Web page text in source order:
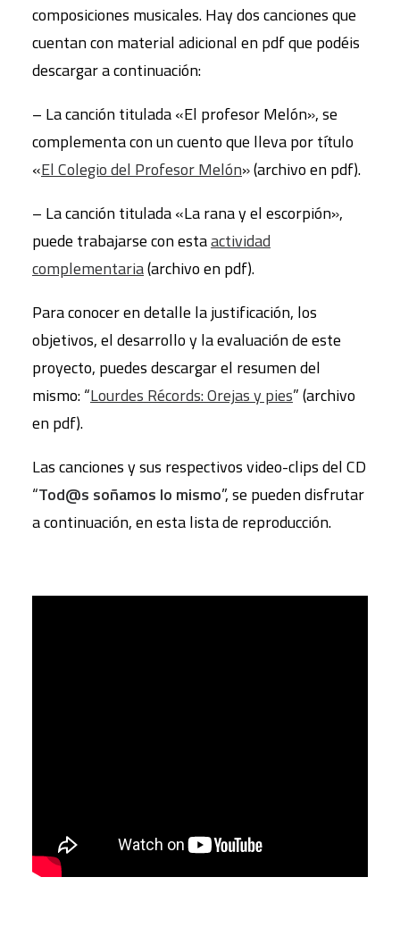
composiciones musicales. Hay dos canciones que
cuentan con material adicional en pdf que podéis
descargar a continuación:
– La canción titulada «El profesor Melón», se
complementa con un cuento que lleva por título
«El Colegio del Profesor Melón» (archivo en pdf).
– La canción titulada «La rana y el escorpión»,
puede trabajarse con estaactividad
complementaria(archivo en pdf).
Para conocer en detalle la justificación, los
objetivos, el desarrollo y la evaluación de este
proyecto, puedes descargar el resumen del
mismo: “Lourdes Récords: Orejas y pies” (archivo
en pdf).
Las canciones y sus respectivos video-clips del CD
“Tod@s soñamos lo mismo”, se pueden disfrutar
a continuación, en esta lista de reproducción.